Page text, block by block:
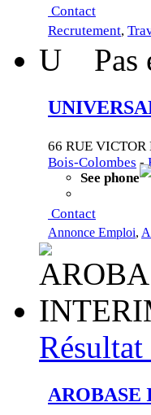
Contact
Recrutement,
U Pas
66 RUE VICTOR
Bois-Colombes -
See phone
Contact
Annonce Emploi,
AROBASE